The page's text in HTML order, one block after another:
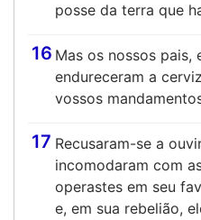
posse da terra que
16 Mas os nossos pais,
endureceram a
vossos
17 Recusaram-se a
incomodaram com
operastes em seu
e, em sua rebelião,